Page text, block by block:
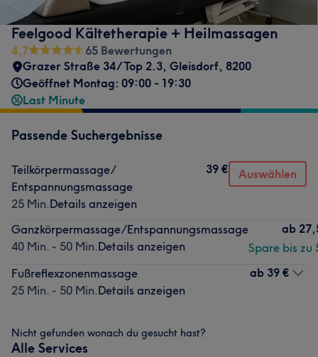
Feelgood Kältetherapie + Heilmassagen
4,7
65 Bewertungen
Grazer Straße 34/Top 2.3, Gleisdorf, 8200
Geöffnet Montag: 09:00 - 19:30
Last Minute
Passende Suchergebnisse
Teilkörpermassage/
Entspannungsmassage
25 Min.Details anzeigen
39 € Auswählen
Ganzkörpermassage/Entspannungsmassage
40 Min. - 50 Min.Details anzeigen
ab
Spare bis zu
Fußreflexzonenmassage
25 Min. - 50 Min.Details anzeigen
ab 39 €
Nicht gefunden wonach du gesucht hast?
Alle Services